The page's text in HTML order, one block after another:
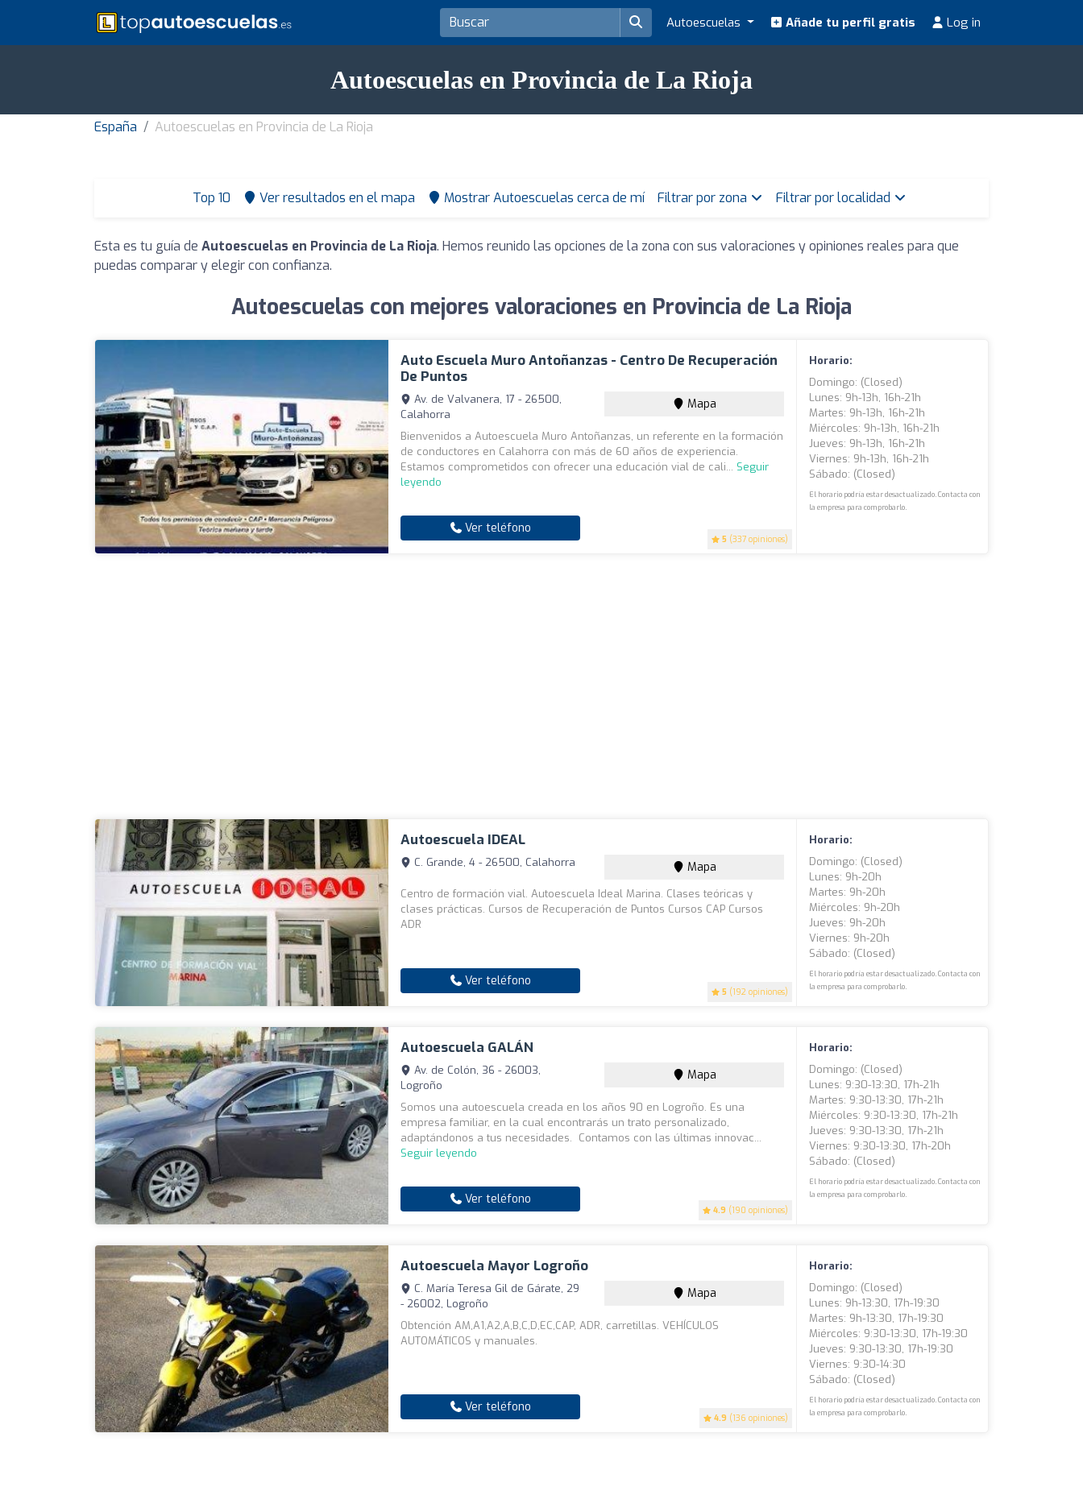
Autoescuelas Añade tu perfil gratis Log in
Autoescuelas en Provincia de La Rioja
España Autoescuelas en Provincia de La Rioja
Top 10 Ver resultados en el mapa Mostrar Autoescuelas cerca de mí Filtrar por zona Filtrar por localidad
Esta es tu guía de Autoescuelas en Provincia de La Rioja. Hemos reunido las opciones de la zona con sus valoraciones y opiniones reales para que
puedas comparar y elegir con confianza.
Autoescuelas con mejores valoraciones en Provincia de La Rioja
Auto Escuela Muro Antoñanzas - Centro De Recuperación
De Puntos
5 (337 opiniones)
Av. de Valvanera, 17 - 26500,
Calahorra
Mapa
Bienvenidos a Autoescuela Muro Antoñanzas, un referente en la formación
de conductores en Calahorra con más de 60 años de experiencia.
Estamos comprometidos con ofrecer una educación vial de cali... Seguir
leyendo
Ver teléfono
Horario:
Domingo: (closed)
Lunes: 9h-13h, 16h-21h
Martes: 9h-13h, 16h-21h
Miércoles: 9h-13h, 16h-21h
Jueves: 9h-13h, 16h-21h
Viernes: 9h-13h, 16h-21h
Sábado: (closed)
El horario podría estar desactualizado. Contacta con
la empresa para comprobarlo.
Autoescuela IDEAL
5 (192 opiniones)
C. Grande, 4 - 26500, Calahorra Mapa
Centro de formación vial. Autoescuela Ideal Marina. Clases teóricas y
clases prácticas. Cursos de Recuperación de Puntos Cursos CAP Cursos
ADR
Ver teléfono
Horario:
Domingo: (closed)
Lunes: 9h-20h
Martes: 9h-20h
Miércoles: 9h-20h
Jueves: 9h-20h
Viernes: 9h-20h
Sábado: (closed)
El horario podría estar desactualizado. Contacta con
la empresa para comprobarlo.
Autoescuela GALÁN
4.9 (190 opiniones)
Av. de Colón, 36 - 26003,
Logroño
Mapa
Somos una autoescuela creada en los años 90 en Logroño. Es una
empresa familiar, en la cual encontrarás un trato personalizado,
adaptándonos a tus necesidades. Contamos con las últimas innovac...
Seguir leyendo
Ver teléfono
Horario:
Domingo: (closed)
Lunes: 9:30-13:30, 17h-21h
Martes: 9:30-13:30, 17h-21h
Miércoles: 9:30-13:30, 17h-21h
Jueves: 9:30-13:30, 17h-21h
Viernes: 9:30-13:30, 17h-20h
Sábado: (closed)
El horario podría estar desactualizado. Contacta con
la empresa para comprobarlo.
Autoescuela Mayor Logroño
4.9 (136 opiniones)
C. María Teresa Gil de Gárate, 29
- 26002, Logroño
Mapa
Obtención AM,A1,A2,A,B,C,D,EC,CAP, ADR, carretillas. VEHÍCULOS
AUTOMÁTICOS y manuales.
Ver teléfono
Horario:
Domingo: (closed)
Lunes: 9h-13:30, 17h-19:30
Martes: 9h-13:30, 17h-19:30
Miércoles: 9:30-13:30, 17h-19:30
Jueves: 9:30-13:30, 17h-19:30
Viernes: 9:30-14:30
Sábado: (closed)
El horario podría estar desactualizado. Contacta con
la empresa para comprobarlo.